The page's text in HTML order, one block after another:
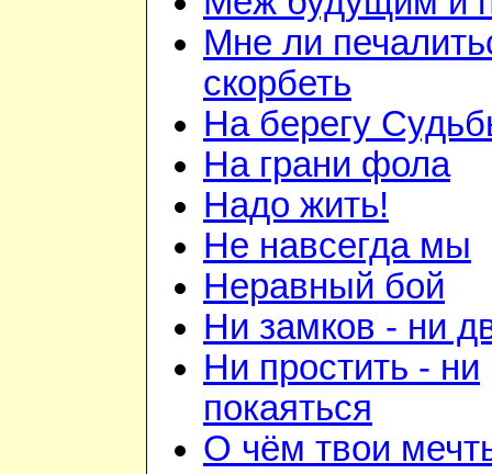
Мне ли
скорбеть
На берегу
На грани фола
Надо жить!
Не навсегда мы
Неравный бой
Ни замков - ни
Ни простить - ни
покаяться
О чём твои